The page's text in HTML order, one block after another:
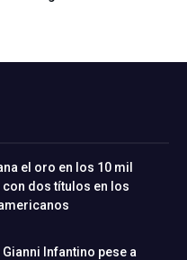
el oro en los 10 mil
dos títulos en los
Gianni Infantino pese a